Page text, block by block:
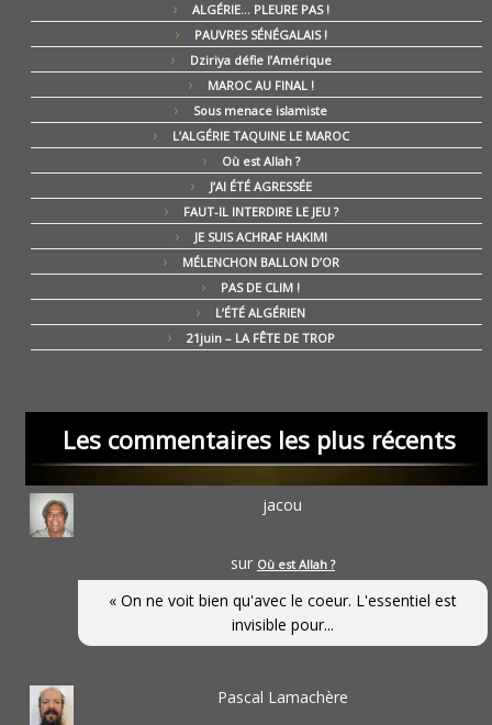
ALGÉRIE… PLEURE PAS !
PAUVRES SÉNÉGALAIS !
Dziriya défie l’Amérique
MAROC AU FINAL !
Sous menace islamiste
L’ALGÉRIE TAQUINE LE MAROC
Où est Allah ?
J’AI ÉTÉ AGRESSÉE
FAUT-IL INTERDIRE LE JEU ?
JE SUIS ACHRAF HAKIMI
MÉLENCHON BALLON D’OR
PAS DE CLIM !
L’ÉTÉ ALGÉRIEN
21juin – LA FÊTE DE TROP
Les commentaires les plus récents
jacou
sur Où est Allah ?
« On ne voit bien qu'avec le coeur. L'essentiel est
invisible pour...
Pascal Lamachère